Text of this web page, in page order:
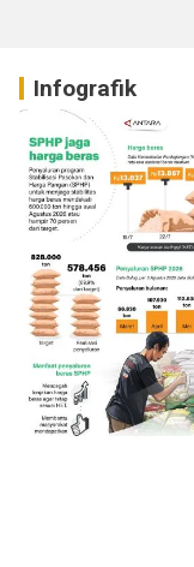
Infografik